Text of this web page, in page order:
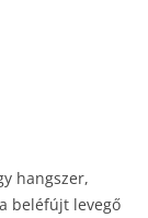
hangszer,
beléfújt levegő